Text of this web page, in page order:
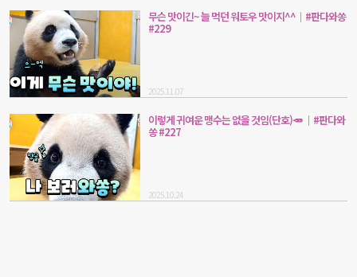
무슨 맛이긴~ 늘 먹던 워토우 맛이지^^｜#판다와쏭
#229
2025.11.07
이렇게 귀여운 맹수는 없을 것임(단호)🥕 ｜#판다와
쏭 #227
2025.10.24